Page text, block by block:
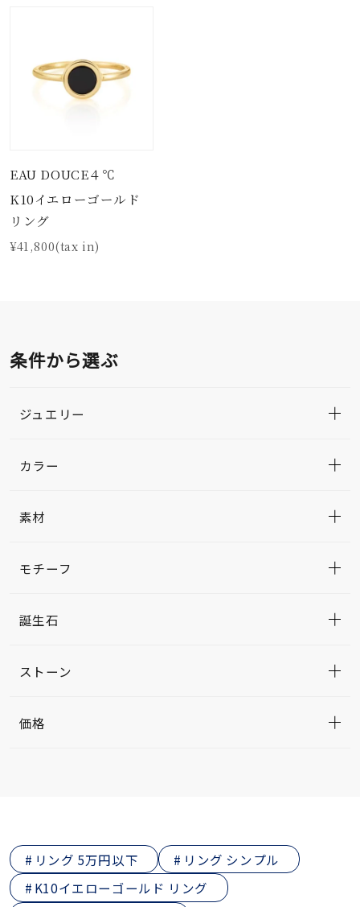
EAU DOUCE４℃
K10イエローゴールド
リング
¥41,800(tax in)
条件から選ぶ
ジュエリー
カラー
素材
モチーフ
誕生石
ストーン
価格
リング 5万円以下
リング シンプル
K10イエローゴールド リング